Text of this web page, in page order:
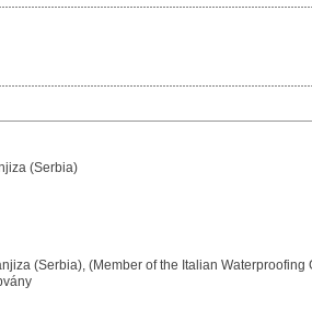
(Serbia)
(Serbia), (Member of the Italian Waterproofing